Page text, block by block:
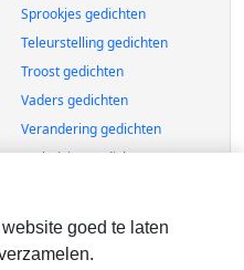
Sprookjes gedichten
Teleurstelling gedichten
Troost gedichten
Vaders gedichten
Verandering gedichten
Verhuizing gedichten
Verslaving gedichten
goed te laten